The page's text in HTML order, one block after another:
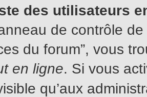
des utilisateurs
de contrôle
du forum”, vous
en ligne. Si vous
qu’aux